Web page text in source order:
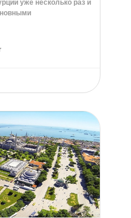
уже несколько раз и
from
$220